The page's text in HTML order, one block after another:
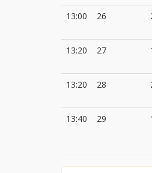
13:00
26
13:20 27
13:20
28
13:40
29